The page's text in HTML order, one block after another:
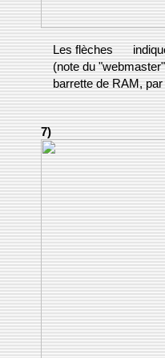
Les flèches
(note du
barrette de RAM,
7)